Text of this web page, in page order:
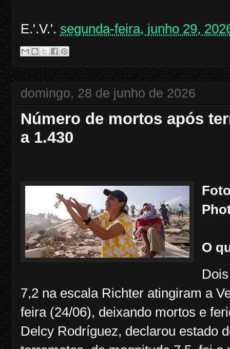
E.'.V.'. segunda-feira, junho 29,
domingo, 28 de junho de 2026
Número de mortos após
a 1.430
O
7,2 na escala Richter atingiram a
feira (24/06), deixando mortos e
Delcy Rodríguez, declarou estado